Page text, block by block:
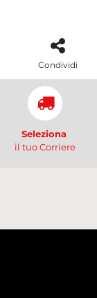
Condividi
Seleziona
il tuo Corriere